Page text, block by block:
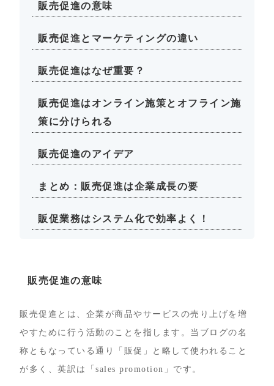
販売促進の意味
販売促進とマーケティングの違い
販売促進はなぜ重要？
販売促進はオンライン施策とオフライン施
策に分けられる
販売促進のアイデア
まとめ：販売促進は企業成長の要
販促業務はシステム化で効率よく！
販売促進の意味
販売促進とは、企業が商品やサービスの売り上げを増
やすために行う活動のことを指します。当ブログの名
称ともなっている通り「販促」と略して使われること
が多く、英訳は「sales promotion」です。